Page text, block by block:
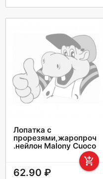
Лопатка с
прорезями,жаропроч
.нейлон Malony Cuoco
add_shopping_cart
62.90 ₽